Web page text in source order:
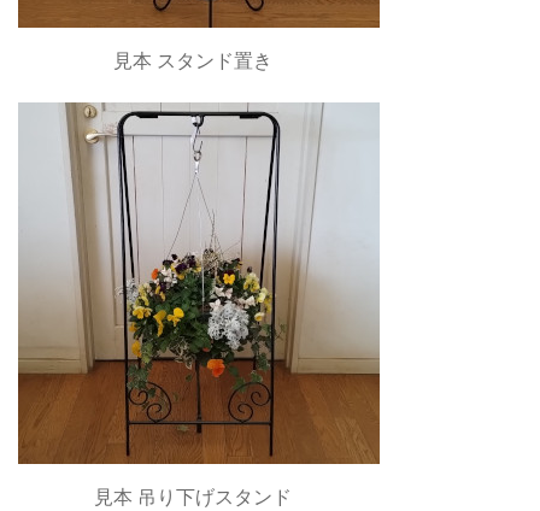
見本 スタンド置き
見本 吊り下げスタンド